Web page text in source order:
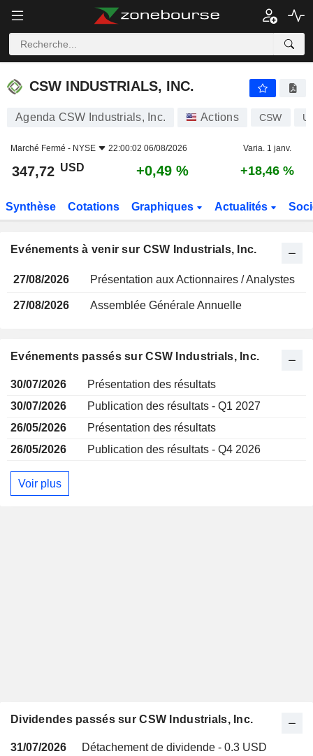
CSW INDUSTRIALS, INC.
CSW INDUSTRIALS, INC.
Agenda CSW Industrials, Inc. Actions CSW
Marché Fermé - NYSE 22:00:02 06/08/2026 Varia. 1 janv.
347,72 USD +0,49 % +18,46 %
Synthèse Cotations Graphiques Actualités
Evénements à venir sur CSW Industrials, Inc.
27/08/2026 Présentation aux Actionnaires / Analystes
27/08/2026 Assemblée Générale Annuelle
Evénements passés sur CSW Industrials, Inc.
30/07/2026
Présentation des résultats
30/07/2026
Publication des résultats - Q1 2027
26/05/2026
Présentation des résultats
26/05/2026
Publication des résultats - Q4 2026
Voir plus
Dividendes passés sur CSW Industrials, Inc.
31/07/2026
Détachement de dividende - 0.3 USD